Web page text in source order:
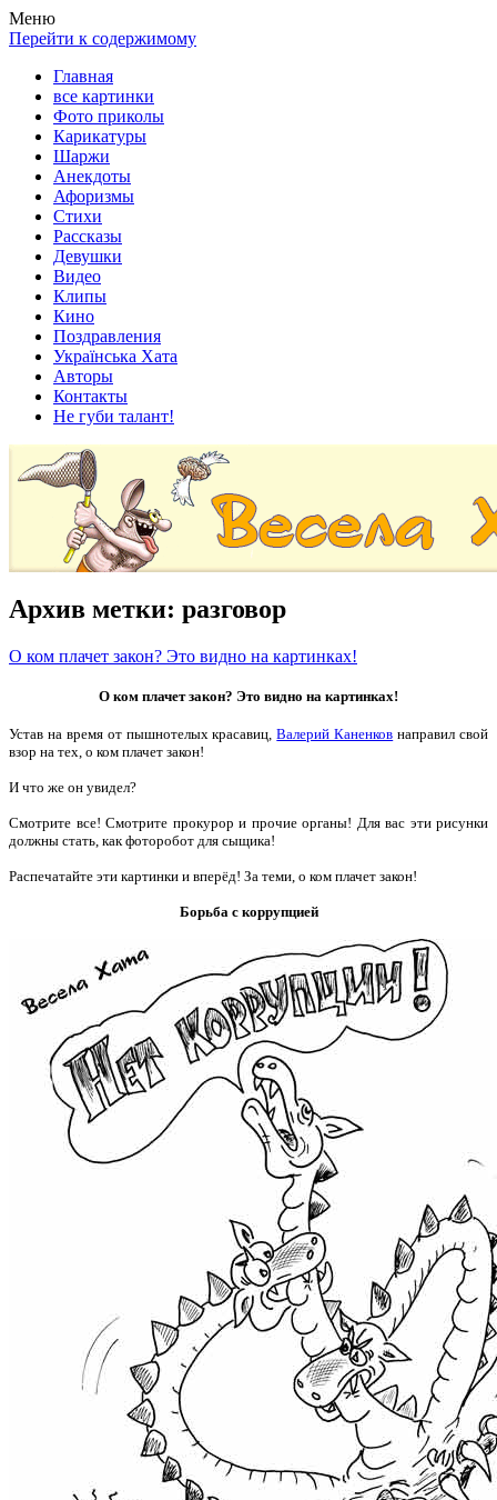
Весела хата — прикольные картинки, смешные истории,
клипы!
Покажем всем ваши фото приколы, карикатуры, шаржи, стихи,
рассказы, видео и песни!
Меню
Перейти к содержимому
Главная
все картинки
Фото приколы
Карикатуры
Шаржи
Анекдоты
Афоризмы
Стихи
Рассказы
Девушки
Видео
Клипы
Кино
Поздравления
Українська Хата
Авторы
Контакты
Не губи талант!
Архив метки: разговор
О ком плачет закон? Это видно на картинках!
О ком плачет закон? Это видно на картинках!
Устав на время от пышнотелых красавиц,Валерий Каненков направил свой
взор на тех, о ком плачет закон!
И что же он увидел?
Смотрите все! Смотрите прокурор и прочие органы! Для вас эти рисунки
должны стать, как фоторобот для сыщика!
Распечатайте эти картинки и вперёд! За теми, о ком плачет закон!
Борьба с коррупцией